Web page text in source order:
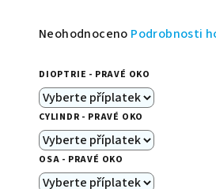
Průměrné
produktu
je
0,0
z
5
hvězdiček.
Neohodnoceno Podrobnosti
DIOPTRIE - PRAVÉ OKO
CYLINDR - PRAVÉ OKO
OSA - PRAVÉ OKO